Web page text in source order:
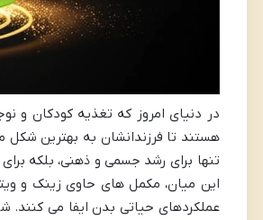
در دنیای امروز که تغذیه کودکان و
هستند تا فرزندانشان به بهترین شکل
تنها برای رشد جسمی و ذهنی، بلکه
این میان، مکمل های حاوی زینک و
عملکردهای حیاتی بدن ایفا می کنند.